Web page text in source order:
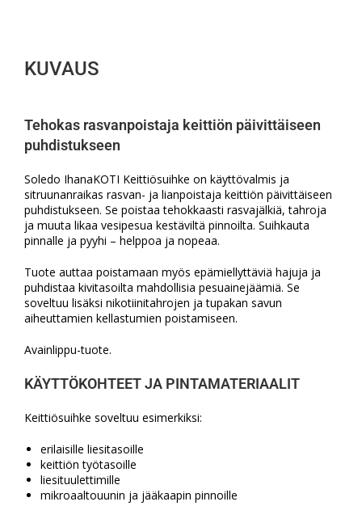
KUVAUS
Tehokas rasvanpoistaja keittiön päivittäiseen
puhdistukseen
Soledo IhanaKOTI Keittiösuihke on käyttövalmis ja
sitruunanraikas rasvan- ja lianpoistaja keittiön päivittäiseen
puhdistukseen. Se poistaa tehokkaasti rasvajälkiä, tahroja
ja muuta likaa vesipesua kestäviltä pinnoilta. Suihkauta
pinnalle ja pyyhi – helppoa ja nopeaa.
Tuote auttaa poistamaan myös epämiellyttäviä hajuja ja
puhdistaa kivitasoilta mahdollisia pesuainejäämiä. Se
soveltuu lisäksi nikotiinitahrojen ja tupakan savun
aiheuttamien kellastumien poistamiseen.
Avainlippu-tuote.
KÄYTTÖKOHTEET JA PINTAMATERIAALIT
Keittiösuihke soveltuu esimerkiksi:
erilaisille liesitasoille
keittiön työtasoille
liesituulettimille
mikroaaltouunin ja jääkaapin pinnoille